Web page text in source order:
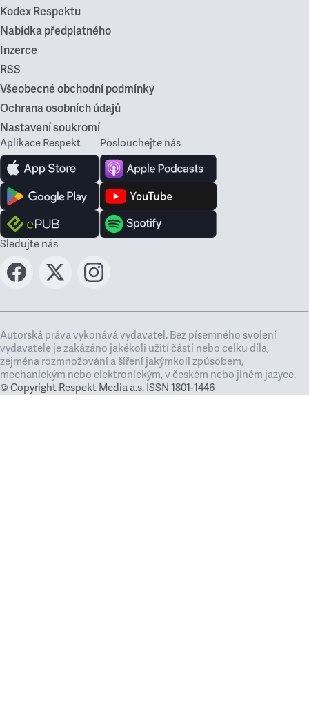
Kodex Respektu
Nabídka předplatného
Inzerce
RSS
Všeobecné obchodní podmínky
Ochrana osobních údajů
Nastavení soukromí
Aplikace Respekt Poslouchejte nás
Sledujte nás
Autorská práva vykonává vydavatel. Bez písemného svolení
vydavatele je zakázáno jakékoli užití částí nebo celku díla,
zejména rozmnožování a šíření jakýmkoli způsobem,
mechanickým nebo elektronickým, v českém nebo jiném jazyce.
© Copyright Respekt Media a.s. ISSN 1801-1446